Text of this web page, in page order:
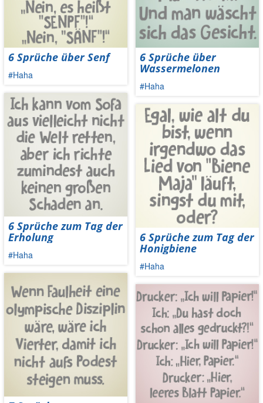
6 Sprüche über Senf
#Haha
6 Sprüche zum Tag der
Erholung
#Haha
6 Sprüche über
Wassermelonen
#Haha
6 Sprüche zum Tag der
Honigbiene
#Haha